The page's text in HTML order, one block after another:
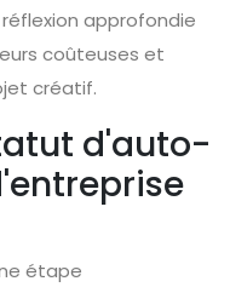
approfondie
coûteuses et
créatif.
d'auto-
étape